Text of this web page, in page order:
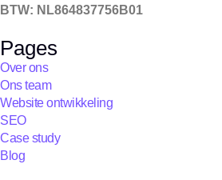
BTW: NL864837756B01
Pages
Over ons
Ons team
Website ontwikkeling
SEO
Case study
Blog